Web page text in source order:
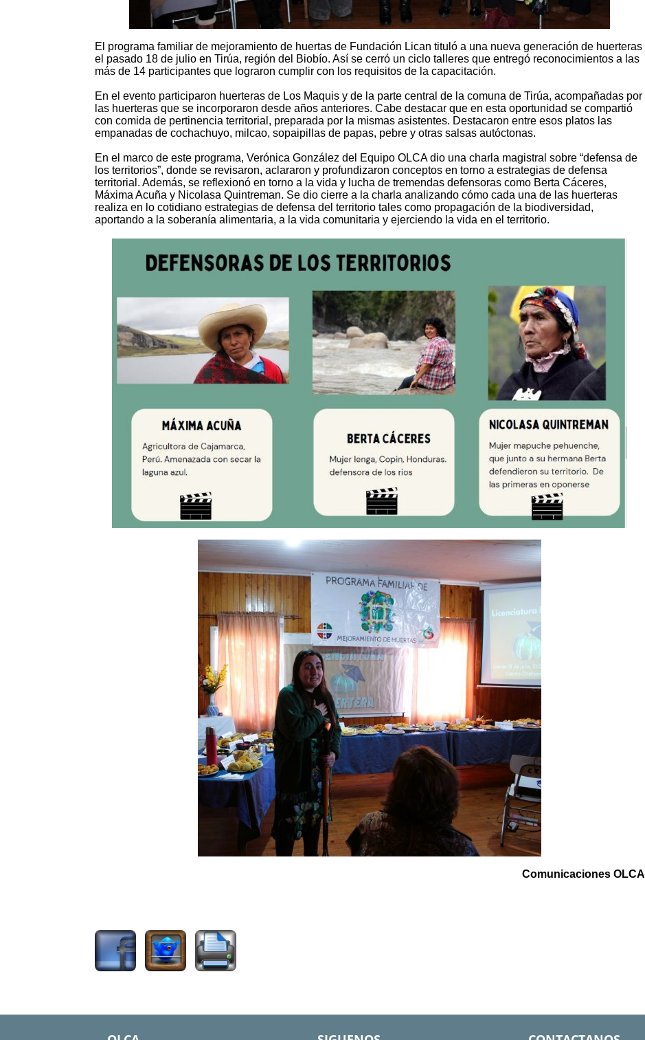
El programa familiar de mejoramiento de huertas de Fundación Lican tituló a una nueva generación de huerteras
el pasado 18 de julio en Tirúa, región del Biobío. Así se cerró un ciclo talleres que entregó reconocimientos a las
más de 14 participantes que lograron cumplir con los requisitos de la capacitación.
En el evento participaron huerteras de Los Maquis y de la parte central de la comuna de Tirúa, acompañadas por
las huerteras que se incorporaron desde años anteriores. Cabe destacar que en esta oportunidad se compartió
con comida de pertinencia territorial, preparada por la mismas asistentes. Destacaron entre esos platos las
empanadas de cochachuyo, milcao, sopaipillas de papas, pebre y otras salsas autóctonas.
En el marco de este programa, Verónica González del Equipo OLCA dio una charla magistral sobre “defensa de
los territorios”, donde se revisaron, aclararon y profundizaron conceptos en torno a estrategias de defensa
territorial. Además, se reflexionó en torno a la vida y lucha de tremendas defensoras como Berta Cáceres,
Máxima Acuña y Nicolasa Quintreman. Se dio cierre a la charla analizando cómo cada una de las huerteras
realiza en lo cotidiano estrategias de defensa del territorio tales como propagación de la biodiversidad,
aportando a la soberanía alimentaria, a la vida comunitaria y ejerciendo la vida en el territorio.
Comunicaciones OLCA